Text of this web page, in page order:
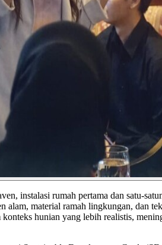
instalasi rumah pertama dan satu-
material ramah lingkungan, dan
hunian yang lebih realistis,